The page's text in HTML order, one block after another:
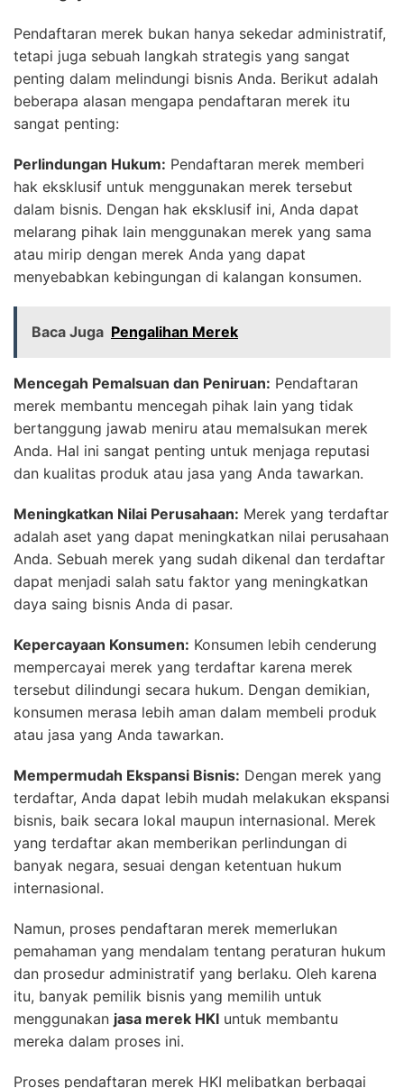
Pendaftaran merek bukan hanya sekedar administratif,
tetapi juga sebuah langkah strategis yang sangat
penting dalam melindungi bisnis Anda. Berikut adalah
beberapa alasan mengapa pendaftaran merek itu
sangat penting:
Perlindungan Hukum: Pendaftaran merek memberi
hak eksklusif untuk menggunakan merek tersebut
dalam bisnis. Dengan hak eksklusif ini, Anda dapat
melarang pihak lain menggunakan merek yang sama
atau mirip dengan merek Anda yang dapat
menyebabkan kebingungan di kalangan konsumen.
Baca Juga Pengalihan Merek
Mencegah Pemalsuan dan Peniruan: Pendaftaran
merek membantu mencegah pihak lain yang tidak
bertanggung jawab meniru atau memalsukan merek
Anda. Hal ini sangat penting untuk menjaga reputasi
dan kualitas produk atau jasa yang Anda tawarkan.
Meningkatkan Nilai Perusahaan: Merek yang terdaftar
adalah aset yang dapat meningkatkan nilai perusahaan
Anda. Sebuah merek yang sudah dikenal dan terdaftar
dapat menjadi salah satu faktor yang meningkatkan
daya saing bisnis Anda di pasar.
Kepercayaan Konsumen: Konsumen lebih cenderung
mempercayai merek yang terdaftar karena merek
tersebut dilindungi secara hukum. Dengan demikian,
konsumen merasa lebih aman dalam membeli produk
atau jasa yang Anda tawarkan.
Mempermudah Ekspansi Bisnis: Dengan merek yang
terdaftar, Anda dapat lebih mudah melakukan ekspansi
bisnis, baik secara lokal maupun internasional. Merek
yang terdaftar akan memberikan perlindungan di
banyak negara, sesuai dengan ketentuan hukum
internasional.
Namun, proses pendaftaran merek memerlukan
pemahaman yang mendalam tentang peraturan hukum
dan prosedur administratif yang berlaku. Oleh karena
itu, banyak pemilik bisnis yang memilih untuk
menggunakan jasa merek HKI untuk membantu
mereka dalam proses ini.
Proses pendaftaran merek HKI melibatkan berbagai